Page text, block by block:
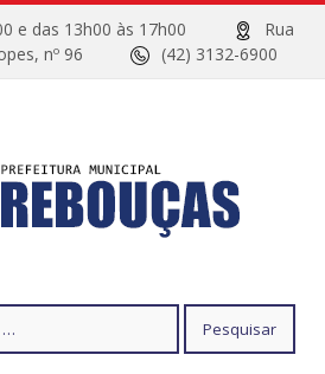
e das 13h00 às 17h00
Rua
Lopes, nº 96
(42) 3132-6900